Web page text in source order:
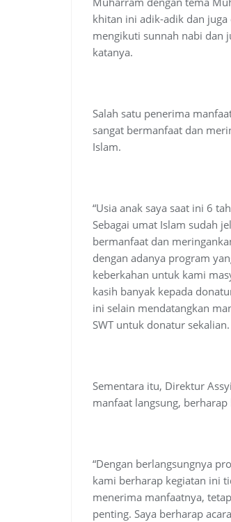
khitan ini adik-adik dan
mengikuti sunnah nabi dan
katanya.
Salah satu penerima
sangat bermanfaat dan
Islam.
“Usia anak saya saat ini 6
Sebagai umat Islam sudah
bermanfaat dan
dengan adanya program
keberkahan untuk kami
kasih banyak kepada
ini selain mendatangkan
SWT untuk donatur
Sementara itu, Direktur
manfaat langsung,
“Dengan berlangsungnya
kami berharap kegiatan ini
menerima manfaatnya,
penting. Saya berharap